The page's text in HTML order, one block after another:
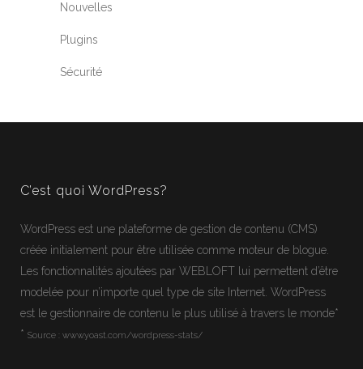
Nouvelles
Plugins
Sécurité
C’est quoi WordPress?
WordPress est une plateforme de gestion de contenu (CMS)
créée initialement pour être utilisée comme moteur de blogue.
Les fonctionnalités ajoutées par WEBLOFT lui permettent d’être
modelée pour n’importe quel type de site Internet. WordPress
est le gestionnaire de contenu le plus utilisé à travers le monde*
* Source : www.yoast.com/wordpress-stats/